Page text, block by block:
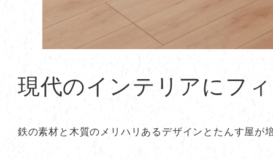
現代のインテリアにフ
鉄の素材と木質のメリハリあるデザインとたんす屋が